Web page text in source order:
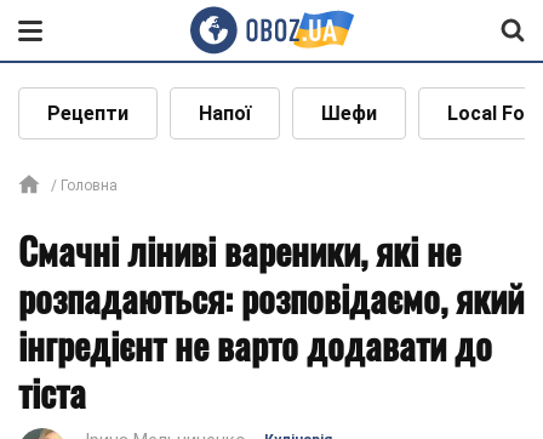
Рецепти Напої Шефи Local
Головна
Смачні ліниві вареники, які не
розпадаються: розповідаємо, який
інгредієнт не варто додавати до
тіста